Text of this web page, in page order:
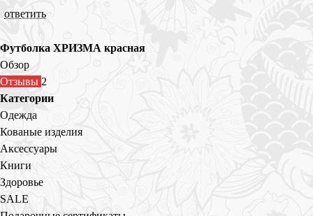
ответить
Футболка ХРИЗМА красная
Обзор
Отзывы 2
Категории
Одежда
Кованые изделия
Аксессуары
Книги
Здоровье
SALE